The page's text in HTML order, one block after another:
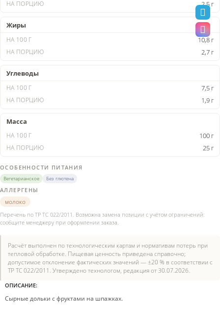
2,5 г
Жиры
10,8 г
2,7 г
Углеводы
7,5 г
1,9 г
Масса
100 г
25 г
ОСОБЕННОСТИ ПИТАНИЯ
Вегетарианское Без глютена
АЛЛЕРГЕНЫ
молоко
Перечень по ТР ТС 022/2011. Возможна замена позиции с учётом ограничений:
сообщите менеджеру при оформлении заказа.
Расчёт выполнен по технологическим картам и нормативам потерь при
тепловой обработке. Пищевая ценность приведена справочно;
допустимое отклонение фактических значений — ±20 % в соответствии с
ТР ТС 022/2011. Утверждено технологом, редакция от 30.07.2026.
ОПИСАНИЕ:
Сырные дольки с фруктами на шпажках.